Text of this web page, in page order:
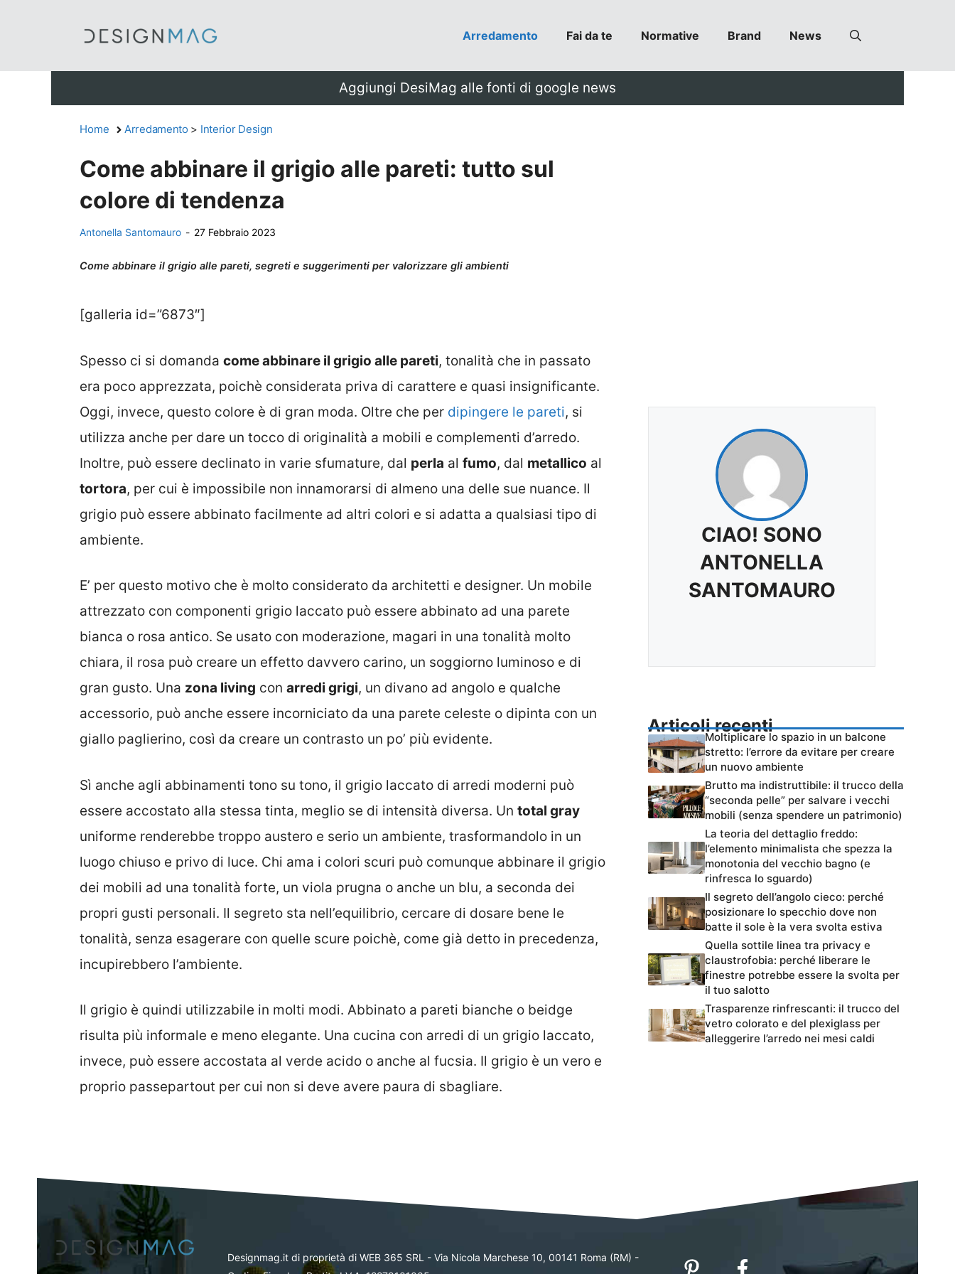
Arredamento Fai da te Normative Brand News
Aggiungi DesiMag alle fonti di google news
Home Arredamento > Interior Design
Come abbinare il grigio alle pareti: tutto sul
colore di tendenza
Antonella Santomauro - 27 Febbraio 2023
Come abbinare il grigio alle pareti, segreti e suggerimenti per valorizzare gli ambienti
[galleria id=”6873″]
Spesso ci si domanda come abbinare il grigio alle pareti, tonalità che in passato
era poco apprezzata, poichè considerata priva di carattere e quasi insignificante.
Oggi, invece, questo colore è di gran moda. Oltre che per dipingere le pareti, si
utilizza anche per dare un tocco di originalità a mobili e complementi d’arredo.
Inoltre, può essere declinato in varie sfumature, dal perla al fumo, dal metallico al
tortora, per cui è impossibile non innamorarsi di almeno una delle sue nuance. Il
grigio può essere abbinato facilmente ad altri colori e si adatta a qualsiasi tipo di
ambiente.
E’ per questo motivo che è molto considerato da architetti e designer. Un mobile
attrezzato con componenti grigio laccato può essere abbinato ad una parete
bianca o rosa antico. Se usato con moderazione, magari in una tonalità molto
chiara, il rosa può creare un effetto davvero carino, un soggiorno luminoso e di
gran gusto. Una zona living con arredi grigi, un divano ad angolo e qualche
accessorio, può anche essere incorniciato da una parete celeste o dipinta con un
giallo paglierino, così da creare un contrasto un po’ più evidente.
Sì anche agli abbinamenti tono su tono, il grigio laccato di arredi moderni può
essere accostato alla stessa tinta, meglio se di intensità diversa. Un total gray
uniforme renderebbe troppo austero e serio un ambiente, trasformandolo in un
luogo chiuso e privo di luce. Chi ama i colori scuri può comunque abbinare il grigio
dei mobili ad una tonalità forte, un viola prugna o anche un blu, a seconda dei
propri gusti personali. Il segreto sta nell’equilibrio, cercare di dosare bene le
tonalità, senza esagerare con quelle scure poichè, come già detto in precedenza,
incupirebbero l’ambiente.
Il grigio è quindi utilizzabile in molti modi. Abbinato a pareti bianche o beidge
risulta più informale e meno elegante. Una cucina con arredi di un grigio laccato,
invece, può essere accostata al verde acido o anche al fucsia. Il grigio è un vero e
proprio passepartout per cui non si deve avere paura di sbagliare.
CIAO! SONO
ANTONELLA
SANTOMAURO
Articoli recenti
Moltiplicare lo spazio in un balcone
stretto: l’errore da evitare per creare
un nuovo ambiente
Brutto ma indistruttibile: il trucco della
“seconda pelle” per salvare i vecchi
mobili (senza spendere un patrimonio)
La teoria del dettaglio freddo:
l’elemento minimalista che spezza la
monotonia del vecchio bagno (e
rinfresca lo sguardo)
Il segreto dell’angolo cieco: perché
posizionare lo specchio dove non
batte il sole è la vera svolta estiva
Quella sottile linea tra privacy e
claustrofobia: perché liberare le
finestre potrebbe essere la svolta per
il tuo salotto
Trasparenze rinfrescanti: il trucco del
vetro colorato e del plexiglass per
alleggerire l’arredo nei mesi caldi
Designmag.it di proprietà di WEB 365 SRL - Via Nicola Marchese 10, 00141 Roma (RM) -